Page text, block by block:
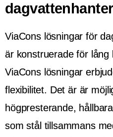
ViaCons lösningar för
är konstruerade för lång
ViaCons lösningar
flexibilitet. Det är är
högpresterande,
som stål tillsammans